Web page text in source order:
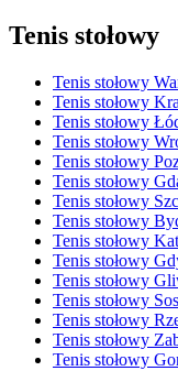
Tenis stołowy
Tenis stołowy
Tenis stołowy
Tenis stołowy
Tenis stołowy
Tenis stołowy
Tenis stołowy
Tenis stołowy
Tenis stołowy
Tenis stołowy
Tenis stołowy
Tenis stołowy
Tenis stołowy
Tenis stołowy
Tenis stołowy
Tenis stołowy